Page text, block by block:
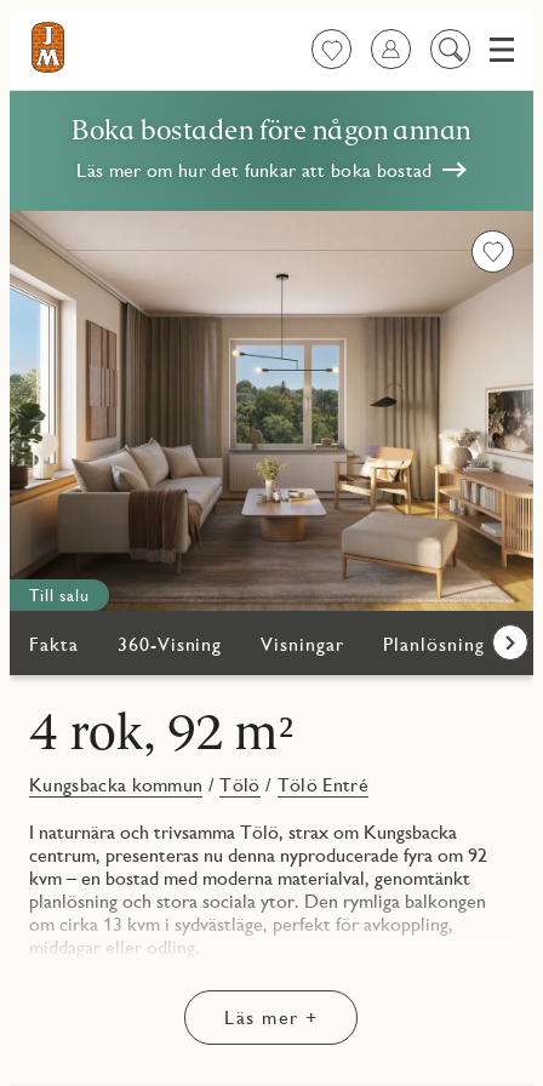
FavoriterLogga in
Sök
Meny
Boka bostaden före någon annan
Läs mer om hur det funkar att boka bostad
Till salu
Fakta 360-Visning Visningar Planlösning
4 rok, 92 m²
Kungsbacka kommun /Tölö / Tölö Entré
I naturnära och trivsamma Tölö, strax om Kungsbacka
centrum, presenteras nu denna nyproducerade fyra om 92
kvm – en bostad med moderna materialval, genomtänkt
planlösning och stora sociala ytor. Den rymliga balkongen
om cirka 13 kvm i sydvästläge, perfekt för avkoppling,
middagar eller odling.
Lägenheten ligger i ett hörnläge med fönster åt flera håll,
vilket skapar ett fantastiskt ljusflöde och en luftig atmosfär.
Planlösningen är både smart och flexibel – de tre sovrummen
Läs mer +